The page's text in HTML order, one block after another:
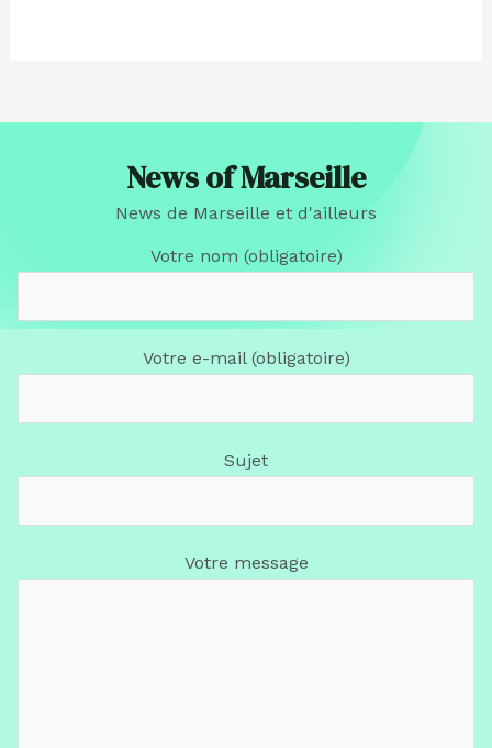
News of Marseille
News de Marseille et d'ailleurs
Votre nom (obligatoire)
Votre e-mail (obligatoire)
Sujet
Votre message